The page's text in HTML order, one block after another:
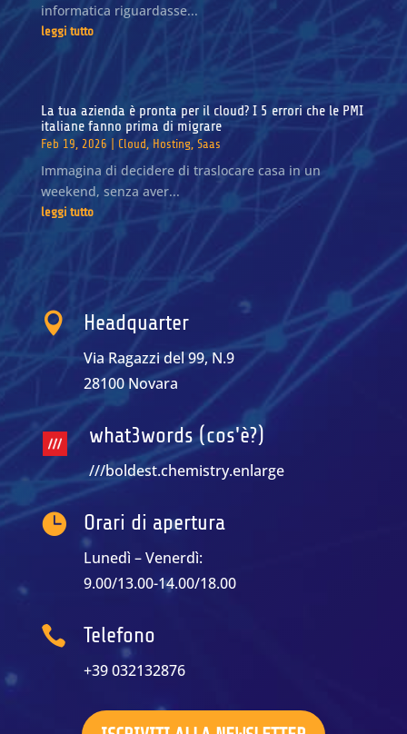
informatica riguardasse...
leggi tutto
La tua azienda è pronta per il cloud? I 5 errori che le PMI
italiane fanno prima di migrare
Feb 19, 2026 Cloud, Hosting, Saas
Immagina di decidere di traslocare casa in un
weekend, senza aver...
leggi tutto
 Headquarter
Via Ragazzi del 99, N.9
28100 Novara
what3words (cos'è?)
///boldest.chemistry.enlarge
 Orari di apertura
Lunedì – Venerdì:
9.00/13.00-14.00/18.00
 Telefono
+39 032132876